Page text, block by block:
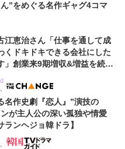
”をめぐる名作ギャグ4コマ
江恵治さん「仕事を通して成
くドキドキできる会社にした
」創業来9期増収&増益を続け
名作史劇『恋人』”演技の
が主人公の深い孤独や情愛
ンヘジョ韓ドラ】